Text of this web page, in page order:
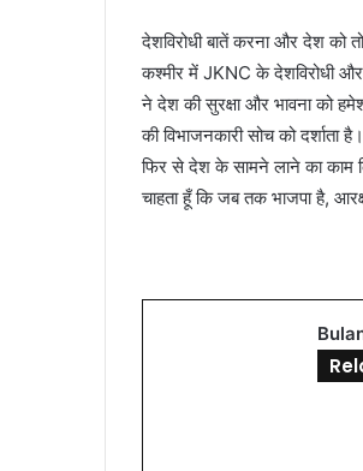
देशविरोधी बातें करना और देश को
कश्मीर में JKNC के देशविरोधी और
ने देश की सुरक्षा और भावना को
की विभाजनकारी सोच को
फिर से देश के सामने लाने का काम
चाहता हूँ कि जब तक भाजपा है,